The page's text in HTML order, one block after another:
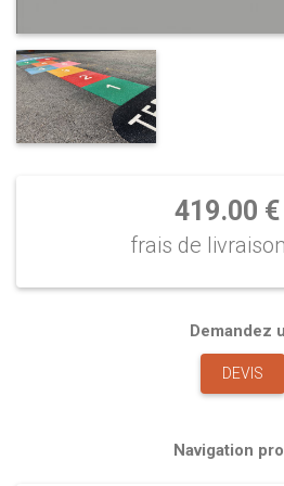
419.00
frais de
Demandez
DEVIS
Navigation